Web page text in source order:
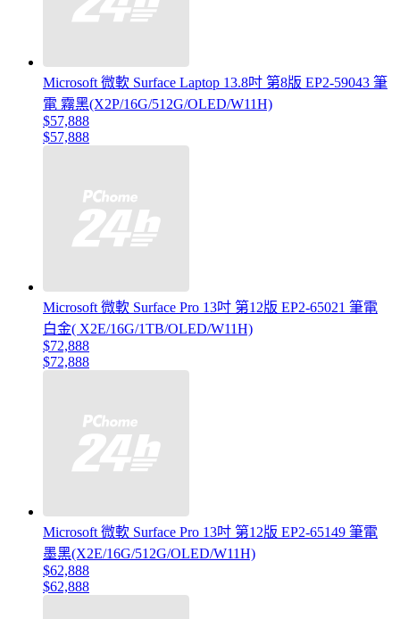
Microsoft 微軟 Surface Laptop 13.8吋 第8版 EP2-59043 筆
電 霧黑(X2P/16G/512G/OLED/W11H)
$57,888
$57,888
Microsoft 微軟 Surface Pro 13吋 第12版 EP2-65021 筆電
白金( X2E/16G/1TB/OLED/W11H)
$72,888
$72,888
Microsoft 微軟 Surface Pro 13吋 第12版 EP2-65149 筆電
墨黑(X2E/16G/512G/OLED/W11H)
$62,888
$62,888